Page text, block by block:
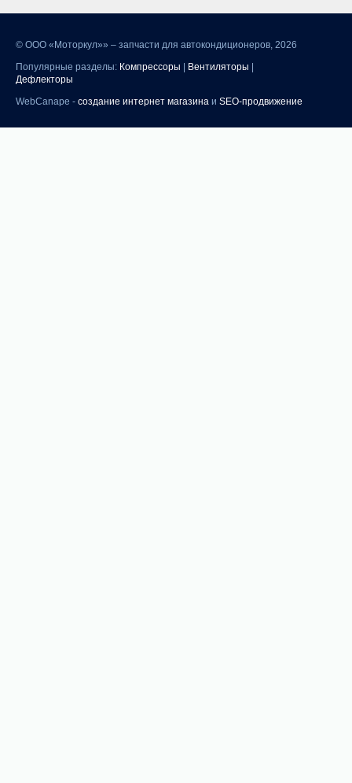
© ООО «Моторкул»» – запчасти для автокондиционеров, 2026
Популярные разделы: Компрессоры Вентиляторы
Дефлекторы
WebCanape - создание интернет магазина и SEO-продвижение